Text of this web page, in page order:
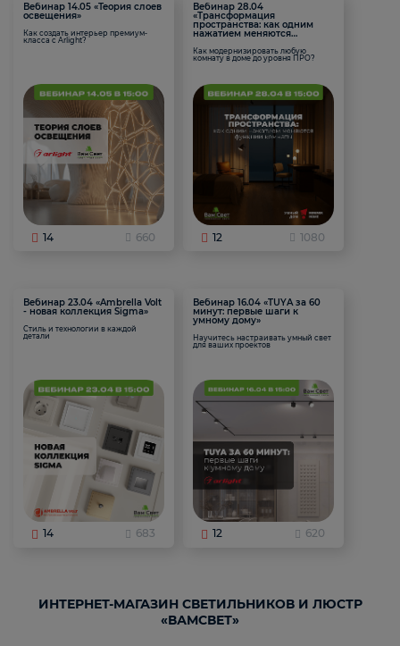
Вебинар 14.05 «Теория слоев
освещения»
Как создать интерьер премиум-
класса с Arlight?
14 660
Вебинар 28.04
«Трансформация
пространства: как одним
нажатием меняются
Как модернизировать любую
комнату в доме до уровня ПРО?
12 1080
Вебинар 23.04 «Ambrella Volt
- новая коллекция Sigma»
Стиль и технологии в каждой
детали
14 683
Вебинар 16.04 «TUYA за 60
минут: первые шаги к
умному дому»
Научитесь настраивать умный свет
для ваших проектов
12 620
ИНТЕРНЕТ-МАГАЗИН СВЕТИЛЬНИКОВ И ЛЮСТР
«ВАМСВЕТ»